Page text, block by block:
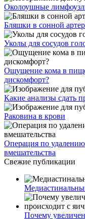
Околоушные
Бляшки в сонной
Уколы для сосудов
Ощущение кома в
дискомфорт?
Какие анализы сдать
Раковина в крови
Операция по удалению
вмешательства
Свежие публикации
Почему